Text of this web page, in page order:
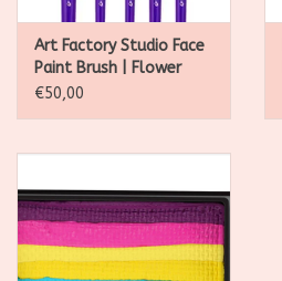
Art Factory Studio Face
Paint Brush | Flower
Essentials Set - 5 stuks
€50,00